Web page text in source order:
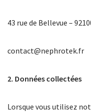
43 rue de Bellevue –
contact@nephrotek.fr
2. Données collectées
Lorsque vous utilisez